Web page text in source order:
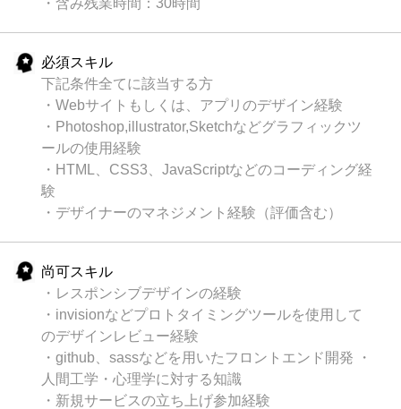
・含み残業時間：30時間
必須スキル
下記条件全てに該当する方
・Webサイトもしくは、アプリのデザイン経験
・Photoshop,illustrator,Sketchなどグラフィックツ
ールの使用経験
・HTML、CSS3、JavaScriptなどのコーディング経
験
・デザイナーのマネジメント経験（評価含む）
尚可スキル
・レスポンシブデザインの経験
・invisionなどプロトタイミングツールを使用して
のデザインレビュー経験
・github、sassなどを用いたフロントエンド開発 ・
人間工学・心理学に対する知識
・新規サービスの立ち上げ参加経験